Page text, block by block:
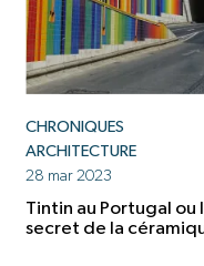
CHRONIQUES
ARCHITECTURE
28 mar 2023
Tintin au Portugal ou
secret de la